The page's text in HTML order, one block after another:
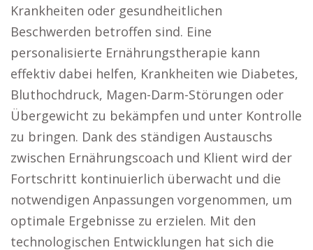
Krankheiten oder gesundheitlichen
Beschwerden betroffen sind. Eine
personalisierte Ernährungstherapie kann
effektiv dabei helfen, Krankheiten wie Diabetes,
Bluthochdruck, Magen-Darm-Störungen oder
Übergewicht zu bekämpfen und unter Kontrolle
zu bringen. Dank des ständigen Austauschs
zwischen Ernährungscoach und Klient wird der
Fortschritt kontinuierlich überwacht und die
notwendigen Anpassungen vorgenommen, um
optimale Ergebnisse zu erzielen. Mit den
technologischen Entwicklungen hat sich die